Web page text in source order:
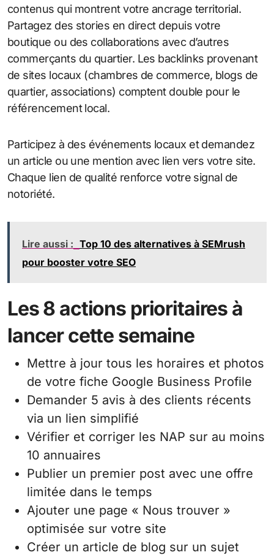
contenus qui montrent votre ancrage territorial.
Partagez des stories en direct depuis votre
boutique ou des collaborations avec d’autres
commerçants du quartier. Les backlinks provenant
de sites locaux (chambres de commerce, blogs de
quartier, associations) comptent double pour le
référencement local.
Participez à des événements locaux et demandez
un article ou une mention avec lien vers votre site.
Chaque lien de qualité renforce votre signal de
notoriété.
Lire aussi : Top 10 des alternatives à SEMrush
pour booster votre SEO
Les 8 actions prioritaires à
lancer cette semaine
Mettre à jour tous les horaires et photos
de votre fiche Google Business Profile
Demander 5 avis à des clients récents
via un lien simplifié
Vérifier et corriger les NAP sur au moins
10 annuaires
Publier un premier post avec une offre
limitée dans le temps
Ajouter une page « Nous trouver »
optimisée sur votre site
Créer un article de blog sur un sujet